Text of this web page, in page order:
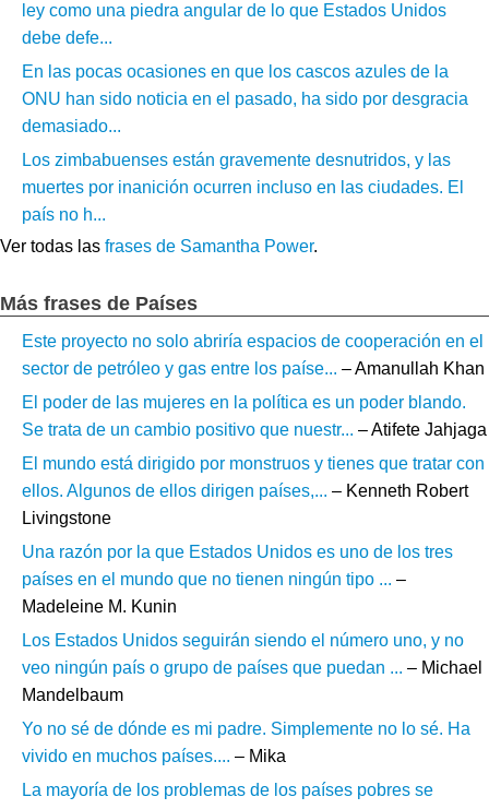
ley como una piedra angular de lo que Estados Unidos
debe defe...
En las pocas ocasiones en que los cascos azules de la
ONU han sido noticia en el pasado, ha sido por desgracia
demasiado...
Los zimbabuenses están gravemente desnutridos, y las
muertes por inanición ocurren incluso en las ciudades. El
país no h...
Ver todas las frases de Samantha Power.
Más frases de Países
Este proyecto no solo abriría espacios de cooperación en el
sector de petróleo y gas entre los paíse... – Amanullah Khan
El poder de las mujeres en la política es un poder blando.
Se trata de un cambio positivo que nuestr... – Atifete Jahjaga
El mundo está dirigido por monstruos y tienes que tratar con
ellos. Algunos de ellos dirigen países,... – Kenneth Robert
Livingstone
Una razón por la que Estados Unidos es uno de los tres
países en el mundo que no tienen ningún tipo ... –
Madeleine M. Kunin
Los Estados Unidos seguirán siendo el número uno, y no
veo ningún país o grupo de países que puedan ... – Michael
Mandelbaum
Yo no sé de dónde es mi padre. Simplemente no lo sé. Ha
vivido en muchos países.... – Mika
La mayoría de los problemas de los países pobres se